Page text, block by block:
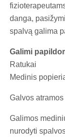
danga,
spalvą galima
Galimi
Ratukai
Medinis
Galvos
Galimos
nurodyti